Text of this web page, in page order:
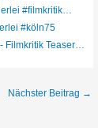
#filmkritik…
#köln75
Filmkritik Teaser…
Nächster Beitrag →